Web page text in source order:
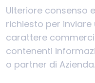
Ulteriore consenso
richiesto per
carattere
contenenti
o partner di Azienda.